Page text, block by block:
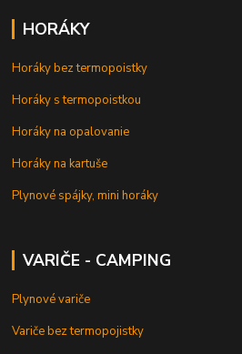
HORÁKY
Horáky bez termopoistky
Horáky s termopoistkou
Horáky na opalovanie
Horáky na kartuše
Plynové spájky, mini horáky
VARIČE - CAMPING
Plynové variče
Variče bez termopojistky